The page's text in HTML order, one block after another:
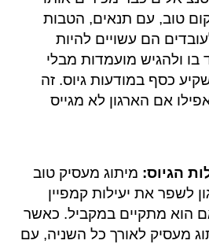
טוב, עם תנאים, הטבות
הם עשויים להיות
בו ולהגיש מועמדות מבלי
כסף במודעות גיוס. זה
אם הארגון לא מגייס
הגיוס: מיתוג מעסיק טוב
לשפר את יעילות קמפיין
הוא מתקיים במקביל. כאשר
מעסיק לאורך כל השניה, עם